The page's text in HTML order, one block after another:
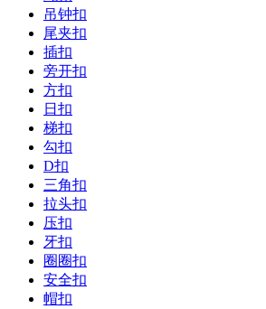
吊钟扣
尾夹扣
插扣
旁开扣
方扣
日扣
梯扣
勾扣
D扣
三角扣
拉头扣
压扣
牙扣
圈圈扣
安全扣
帽扣